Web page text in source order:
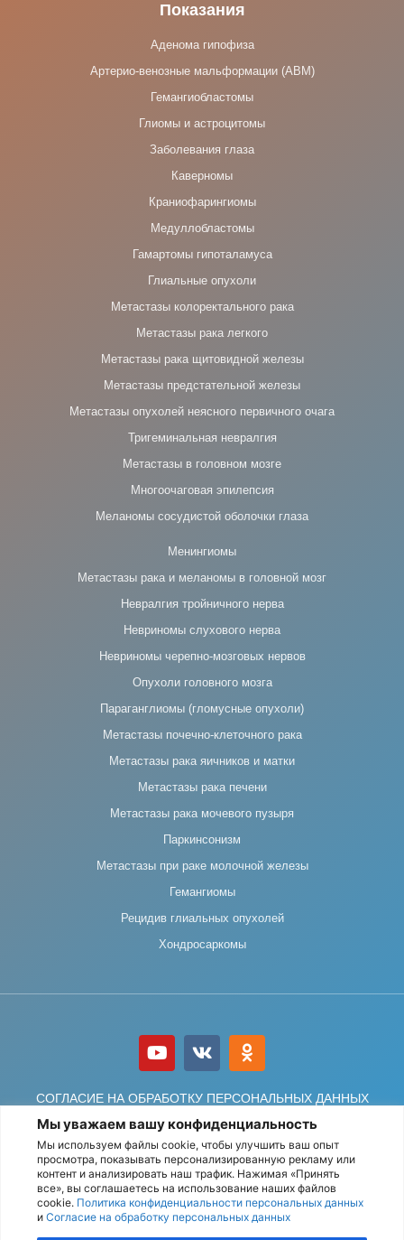
Мы уважаем вашу конфиденциальность
Мы используем файлы cookie, чтобы улучшить ваш опыт
просмотра, показывать персонализированную рекламу или
контент и анализировать наш трафик. Нажимая «Принять
все», вы соглашаетесь на использование наших файлов
cookie. Политика конфиденциальности персональных данных
и Согласие на обработку персональных данных
Показания
Аденома гипофиза
Артерио-венозные мальформации (АВМ)
Гемангиобластомы
Глиомы и астроцитомы
Заболевания глаза
Каверномы
Краниофарингиомы
Медуллобластомы
Гамартомы гипоталамуса
Глиальные опухоли
Метастазы колоректального рака
Метастазы рака легкого
Метастазы рака щитовидной железы
Метастазы предстательной железы
Метастазы опухолей неясного первичного очага
Тригеминальная невралгия
Метастазы в головном мозге
Многоочаговая эпилепсия
Меланомы сосудистой оболочки глаза
Менингиомы
Метастазы рака и меланомы в головной мозг
Невралгия тройничного нерва
Невриномы слухового нерва
Невриномы черепно-мозговых нервов
Опухоли головного мозга
Параганглиомы (гломусные опухоли)
Метастазы почечно-клеточного рака
Метастазы рака яичников и матки
Метастазы рака печени
Метастазы рака мочевого пузыря
Паркинсонизм
Метастазы при раке молочной железы
Гемангиомы
Рецидив глиальных опухолей
Хондросаркомы
СОГЛАСИЕ НА ОБРАБОТКУ ПЕРСОНАЛЬНЫХ ДАННЫХ
ПОЛИТИКА ОБРАБОТКИ ПЕРСОНАЛЬНЫХ ДАННЫХ
© АО «Деловой центр нейрохирургии» Все права защищены.